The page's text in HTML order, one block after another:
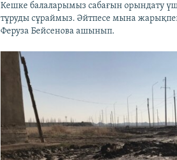
Кешке балаларымыз сабағын орындату
тұруды сұраймыз. Әйтпесе мына
Феруза Бейсенова ашынып.